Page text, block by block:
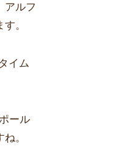
アルフ
。
イム
ール
。